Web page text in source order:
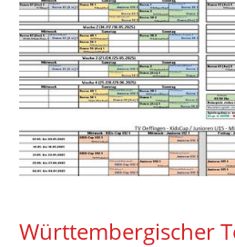
Württembergischer